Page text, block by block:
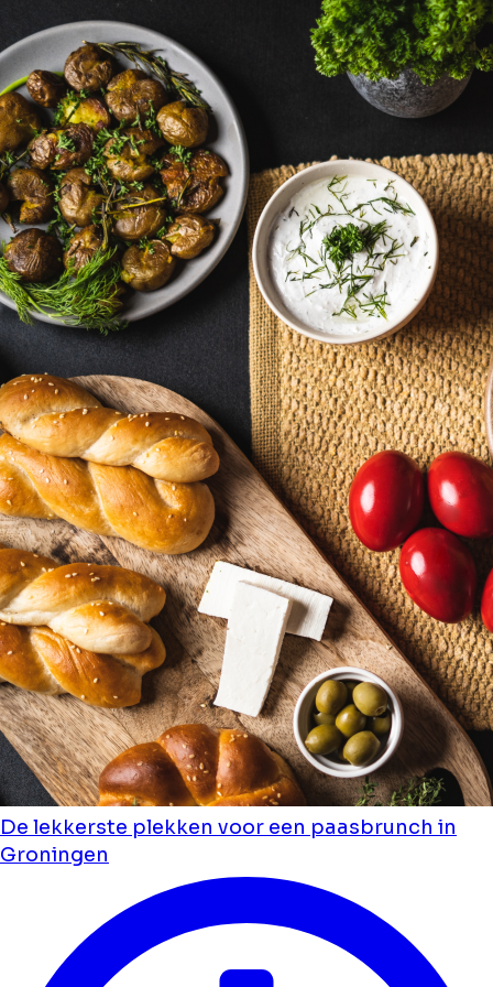
De lekkerste plekken voor een paasbrunch in
Groningen